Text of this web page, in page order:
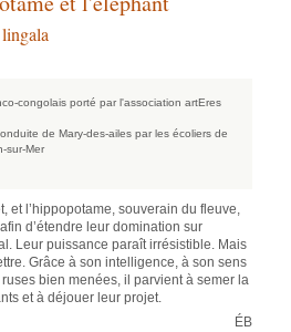
congolais porté par l'association artEres
de Mary-des-ailes par les écoliers de
sur-Mer
et l’hippopotame, souverain du fleuve,
d’étendre leur domination sur
Leur puissance paraît irrésistible. Mais
Grâce à son intelligence, à son sens
bien menées, il parvient à semer la
et à déjouer leur projet.
ÉB